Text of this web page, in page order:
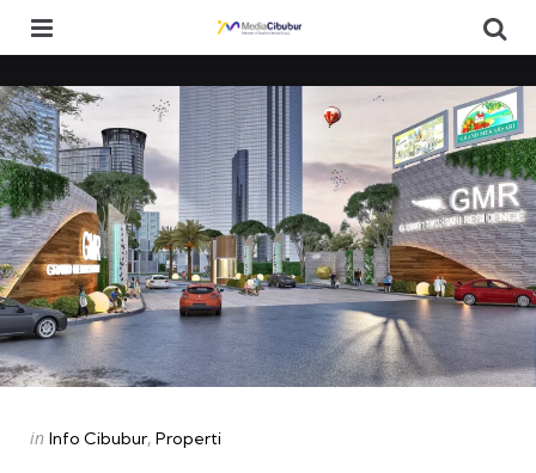
Categories
Posted
in Info Cibubur Properti